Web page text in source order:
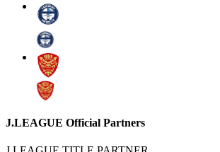
J.LEAGUE Official Partners